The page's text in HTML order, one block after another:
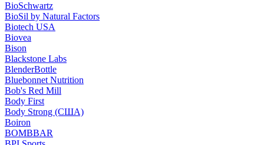
BioSchwartz
BioSil by Natural Factors
Biotech USA
Biovea
Bison
Blackstone Labs
BlenderBottle
Bluebonnet Nutrition
Bob's Red Mill
Body First
Body Strong (США)
Boiron
BOMBBAR